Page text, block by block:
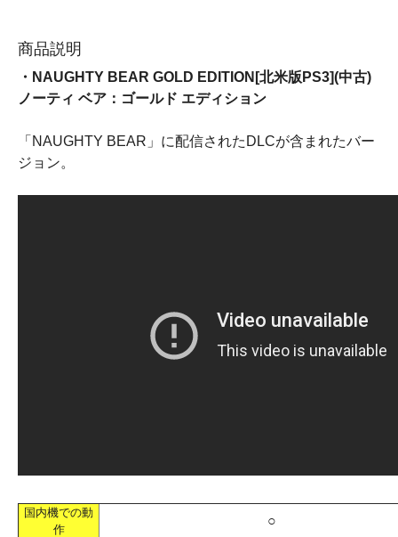
商品説明
・NAUGHTY BEAR GOLD EDITION[北米版PS3](中古)
ノーティ ベア：ゴールド エディション
「NAUGHTY BEAR」に配信されたDLCが含まれたバー
ジョン。
国内機での動
作
○